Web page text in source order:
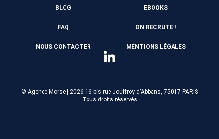
© Agence Morse | 2026 16 bis rue Jouffroy d'Abbans, 75017 PARIS
Tous droits réservés
BLOG EBOOKS
FAQ ON RECRUTE !
NOUS CONTACTER MENTIONS LÉGALES